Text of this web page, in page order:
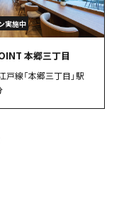
本郷三丁目
戸線「本郷三丁目」駅